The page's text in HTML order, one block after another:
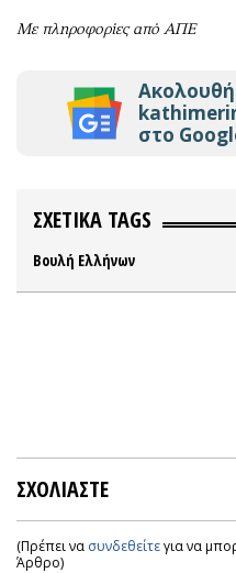
Με πληροφορίες από ΑΠΕ
στο
ΣΧΕΤΙΚΑ TAGS
Βουλή Ελλήνων
ΣΧΟΛΙΑΣΤΕ
(Πρέπει να συνδεθείτεγια να
Άρθρο)